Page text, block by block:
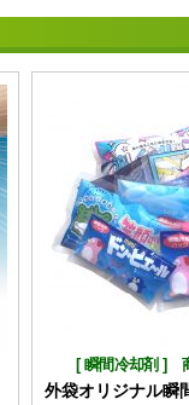
[瞬間冷却剤 ]
外袋オリジナル瞬